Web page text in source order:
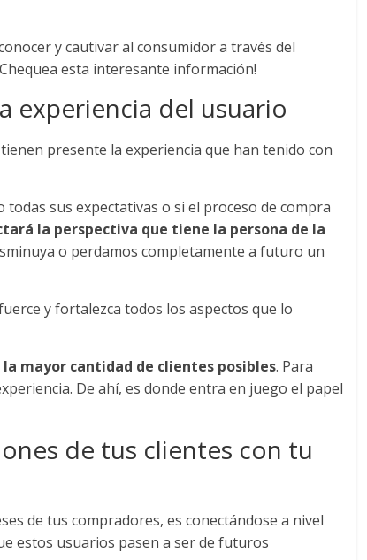
y cautivar al consumidor a través del
esta interesante información!
del usuario
presente la experiencia que han tenido con
sus expectativas o si el proceso de compra
la perspectiva que tiene la persona de la
o perdamos completamente a futuro un
y fortalezca todos los aspectos que lo
mayor cantidad de clientes posibles. Para
De ahí, es donde entra en juego el papel
de tus clientes con tu
de tus compradores, es conectándose a nivel
estos usuarios pasen a ser de futuros